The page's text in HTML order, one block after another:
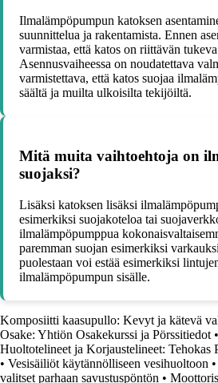
Ilmalämpöpumpun katoksen
suunnittelua ja rakentamista. Ennen
varmistaa, että katos on riittävän
Asennusvaiheessa on noudatettava
varmistettava, että katos suojaa
säältä ja muilta ulkoisilta tekijöiltä.
Mitä muita vaihtoehtoja on
suojaksi?
Lisäksi katoksen lisäksi
esimerkiksi suojakoteloa tai
ilmalämpöpumppua
paremman suojan esimerkiksi
puolestaan voi estää esimerkiksi
ilmalämpöpumpun sisälle.
Komposiitti kaasupullo: Kevyt ja kätevä
Osake: Yhtiön Osakekurssi ja Pörssitiedot •
Huoltotelineet ja Korjaustelineet:
• Vesisäiliöt käytännölliseen vesihuoltoon •
valitset parhaan savustuspöntön •